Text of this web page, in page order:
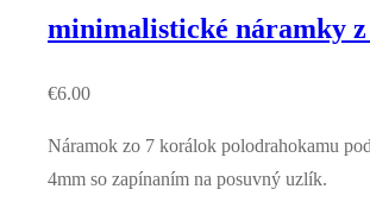
minimalistické náramky
€6.00
Náramok zo 7 korálok polodrahokamu
4mm so zapínaním na posuvný uzlík.